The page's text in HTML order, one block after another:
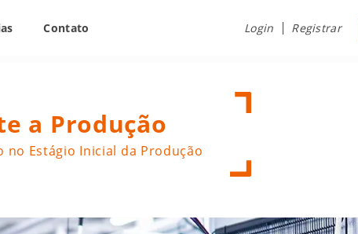
Contato Login Registrar
a Produção
Estágio Inicial da Produção